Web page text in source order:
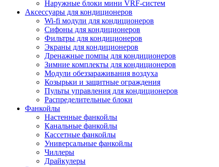
Наружные блоки мини VRF-систем
Аксессуары для кондиционеров
Wi-fi модули для кондиционеров
Сифоны для кондиционеров
Фильтры для кондиционеров
Экраны для кондиционеров
Дренажные помпы для кондиционеров
Зимние комплекты для кондиционеров
Модули обеззараживания воздуха
Козырьки и защитные ограждения
Пульты управления для кондиционеров
Распределительные блоки
Фанкойлы
Настенные фанкойлы
Канальные фанкойлы
Кассетные фанкойлы
Универсальные фанкойлы
Чиллеры
Драйкулеры